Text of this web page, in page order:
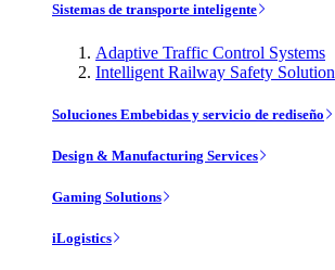
Sistemas de transporte inteligente
Adaptive Traffic Control Systems
Intelligent Railway Safety Solution
Soluciones Embebidas y servicio de rediseño
Design & Manufacturing Services
Gaming Solutions
iLogistics